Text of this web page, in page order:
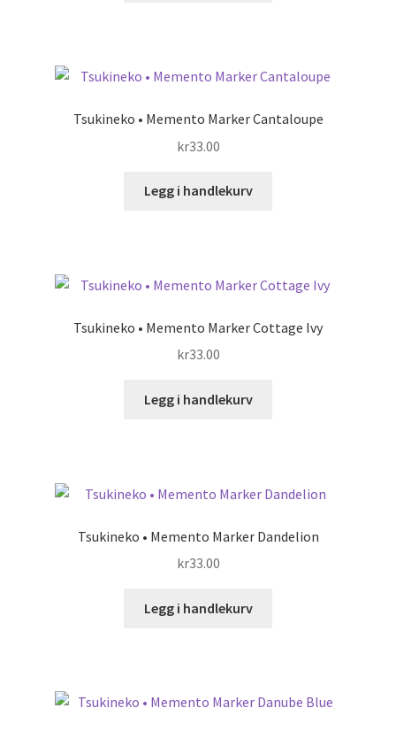
Tsukineko • Memento Marker Cantaloupe
kr33.00
Legg i handlekurv
Tsukineko • Memento Marker Cottage Ivy
kr33.00
Legg i handlekurv
Tsukineko • Memento Marker Dandelion
kr33.00
Legg i handlekurv